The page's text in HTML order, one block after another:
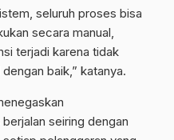
seluruh proses bisa
secara manual,
terjadi karena tidak
baik,” katanya.
berjalan seiring dengan